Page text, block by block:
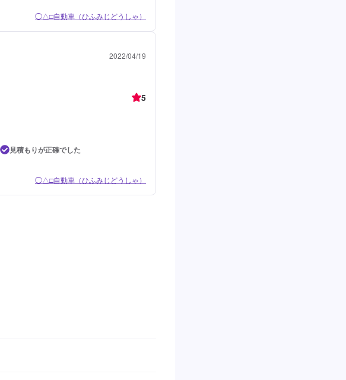
◯△□自動車（ひふみじどうしゃ）
2022/04/19
5
見積もりが正確でした
◯△□自動車（ひふみじどうしゃ）